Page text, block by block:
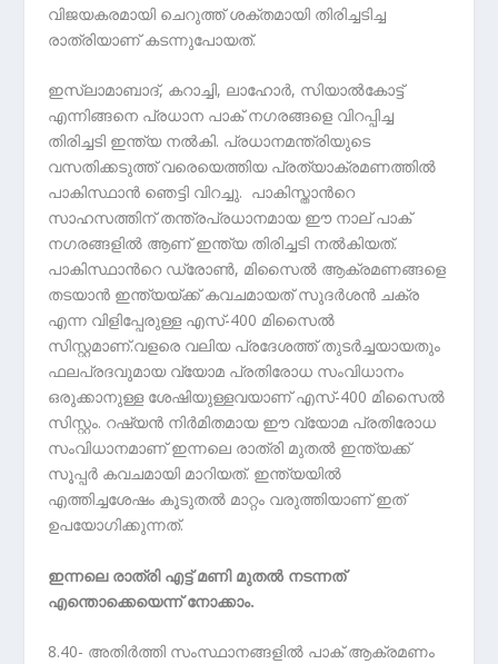
വിജയകരമായി ചെറുത്ത് ശക്തമായി തിരിച്ചടിച്ച
രാത്രിയാണ് കടന്നുപോയത്.
ഇസ്ലാമാബാദ്, കറാച്ചി, ലാഹോർ, സിയാൽകോട്ട്
എന്നിങ്ങനെ പ്രധാന പാക് നഗരങ്ങളെ വിറപ്പിച്ച
തിരിച്ചടി ഇന്ത്യ നൽകി. പ്രധാനമന്ത്രിയുടെ
വസതിക്കടുത്ത് വരെയെത്തിയ പ്രത്യാക്രമണത്തിൽ
പാകിസ്ഥാൻ ഞെട്ടി വിറച്ചു. പാകിസ്താന്‍റെ
സാഹസത്തിന് തന്ത്രപ്രധാനമായ ഈ നാല് പാക്
നഗരങ്ങളിൽ ആണ് ഇന്ത്യ തിരിച്ചടി നൽകിയത്.
പാകിസ്ഥാന്‍റെ ഡ്രോണ്‍, മിസൈൽ ആക്രമണങ്ങളെ
തടയാൻ ഇന്ത്യയ്ക്ക് കവചമായത് സുദര്‍ശൻ ചക്ര
എന്ന വിളിപ്പേരുള്ള എസ്-400 മിസൈൽ
സിസ്റ്റമാണ്.വളരെ വലിയ പ്രദേശത്ത് തുടര്‍ച്ചയായതും
ഫലപ്രദവുമായ വ്യോമ പ്രതിരോധ സംവിധാനം
ഒരുക്കാനുള്ള ശേഷിയുള്ളവയാണ് എസ്-400 മിസൈൽ
സിസ്റ്റം. റഷ്യൻ നിര്‍മിതമായ ഈ വ്യോമ പ്രതിരോധ
സംവിധാനമാണ് ഇന്നലെ രാത്രി മുതൽ ഇന്ത്യക്ക്
സൂപ്പര്‍ കവചമായി മാറിയത്. ഇന്ത്യയിൽ
എത്തിച്ചശേഷം കൂടുതൽ മാറ്റം വരുത്തിയാണ് ഇത്
ഉപയോഗിക്കുന്നത്.
ഇന്നലെ രാത്രി എട്ട് മണി മുതൽ നടന്നത്
എന്തൊക്കെയെന്ന് നോക്കാം.
8.40- അതിർത്തി സംസ്ഥാനങ്ങളിൽ പാക് ആക്രമണം